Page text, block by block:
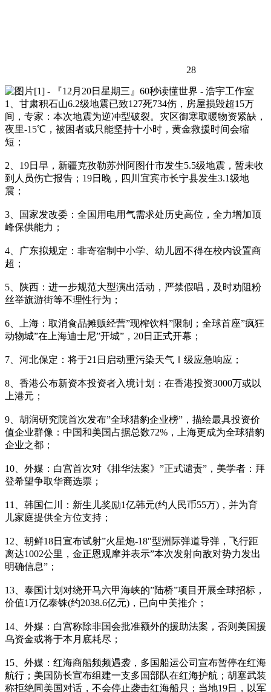
28
1、甘肃积石山6.2级地震已致127死734伤，房屋损毁超15万
间，专家：本次地震为逆冲型破裂。灾区御寒取暖物资紧缺，
夜里-15℃，被困者或只能坚持十小时，黄金救援时间会缩
短；
2、19日早，新疆克孜勒苏州阿图什市发生5.5级地震，暂未收
到人员伤亡报告；19日晚，四川宜宾市长宁县发生3.1级地
震；
3、国家发改委：全国用电用气需求处历史高位，全力增加顶
峰保供能力；
4、广东拟规定：非寄宿制中小学、幼儿园不得在校内设置商
超；
5、陕西：进一步规范大型演出活动，严禁假唱，及时劝阻粉
丝举旗游街等不理性行为；
6、上海：取消食品摊贩经营”现榨饮料”限制；全球首座”疯狂
动物城”在上海迪士尼”开城”，20日正式开幕；
7、河北保定：将于21日启动重污染天气Ⅰ级应急响应；
8、香港公布新资本投资者入境计划：在香港投资3000万或以
上港元；
9、胡润研究院首次发布”全球猎豹企业榜”，描绘最具投资价
值企业群像：中国和美国占据总数72%，上海更成为全球猎豹
企业之都；
10、外媒：白宫首次对《排华法案》”正式谴责”，美学者：拜
登希望争取华裔选票；
11、韩国仁川：新生儿奖励1亿韩元(约人民币55万)，并为育
儿家庭提供全方位支持；
12、朝鲜18日宣布试射”火星炮-18″型洲际弹道导弹，飞行距
离达1002公里，金正恩观摩并表示”本次发射向敌对势力发出
明确信息”；
13、泰国计划对绕开马六甲海峡的”陆桥”项目开展全球招标，
价值1万亿泰铢(约2038.6亿元)，已向中美推介；
14、外媒：白宫称除非国会批准额外的援助法案，否则美国援
乌资金或将于本月底耗尽；
15、外媒：红海商船频频遇袭，多国船运公司宣布暂停在红海
航行；美国防长宣布组建一支多国部队在红海护航；胡塞武装
称拒绝同美国对话，不会停止袭击红海船只；当地19日，以军